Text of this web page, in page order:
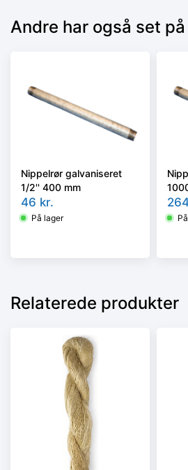
Andre har også set på
Nippelrør galvaniseret
1/2'' 400 mm
46 kr.
På lager
Relaterede produkter